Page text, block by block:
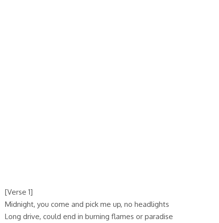
[Verse 1]
Midnight, you come and pick me up, no headlights
Long drive, could end in burning flames or paradise